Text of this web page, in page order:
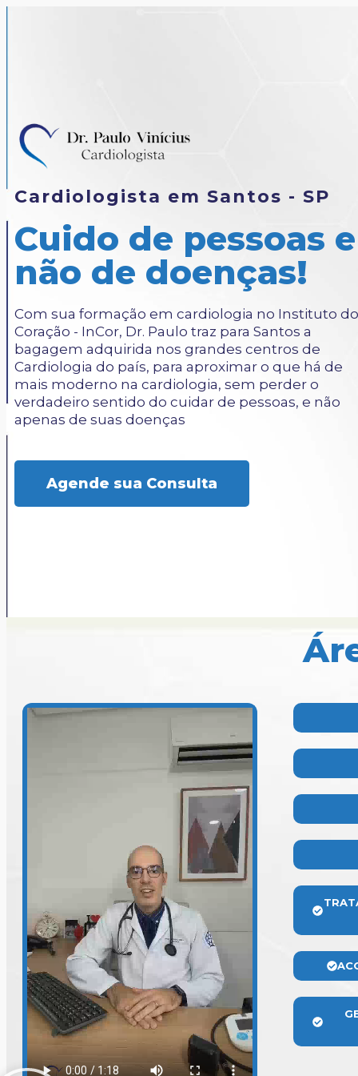
Cardiologista em Santos - SP
Cuido de pessoas e
não de doenças!
Com sua formação em cardiologia no Instituto do
Coração - InCor, Dr. Paulo traz para Santos a
bagagem adquirida nos grandes centros de
Cardiologia do país, para aproximar o que há de
mais moderno na cardiologia, sem perder o
verdadeiro sentido do cuidar de pessoas, e não
apenas de suas doenças
Agende sua Consulta